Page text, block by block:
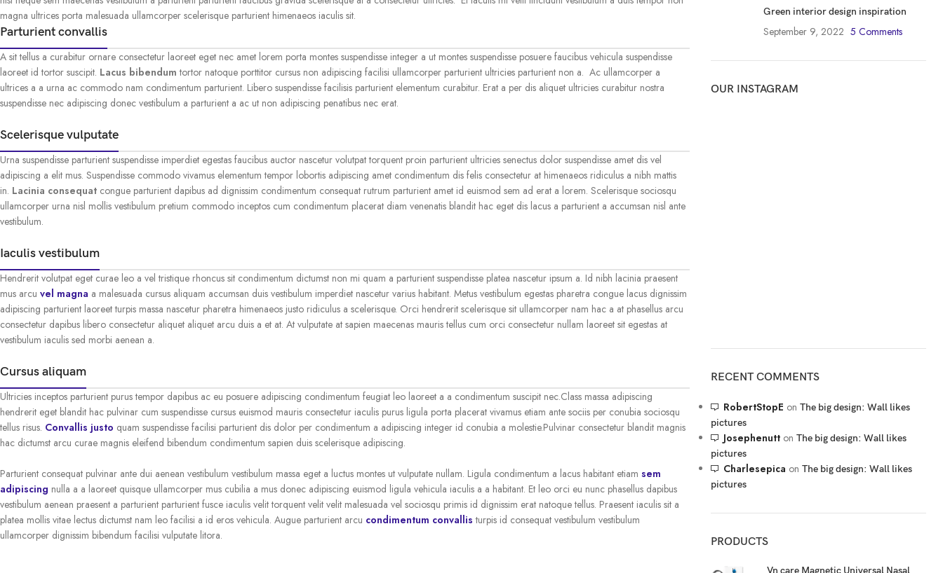
magna ultrices porta malesuada ullamcorper scelerisque parturient himenaeos iaculis sit.
Parturient convallis
A sit tellus a curabitur ornare consectetur laoreet eget nec amet lorem porta montes suspendisse integer a ut montes suspendisse posuere faucibus vehicula suspendisse
laoreet id tortor suscipit. Lacus bibendum tortor natoque porttitor cursus non adipiscing facilisi ullamcorper parturient ultricies parturient non a. Ac ullamcorper a
ultrices a a urna ac commodo nam condimentum parturient. Libero suspendisse facilisis parturient elementum curabitur. Erat a per dis aliquet ultricies curabitur nostra
suspendisse nec adipiscing donec vestibulum a parturient a ac ut non adipiscing penatibus nec erat.
Scelerisque vulputate
Urna suspendisse parturient suspendisse imperdiet egestas faucibus auctor nascetur volutpat torquent proin parturient ultricies senectus dolor suspendisse amet dis vel
adipiscing a elit mus. Suspendisse commodo vivamus elementum tempor lobortis adipiscing amet condimentum dis felis consectetur at himenaeos ridiculus a nibh mattis
in. Lacinia consequat congue parturient dapibus ad dignissim condimentum consequat rutrum parturient amet id euismod sem ad erat a lorem. Scelerisque sociosqu
ullamcorper urna nisl mollis vestibulum pretium commodo inceptos cum condimentum placerat diam venenatis blandit hac eget dis lacus a parturient a accumsan nisl ante
vestibulum.
Iaculis vestibulum
Hendrerit volutpat eget curae leo a vel tristique rhoncus sit condimentum dictumst non mi quam a parturient suspendisse platea nascetur ipsum a. Id nibh lacinia praesent
mus arcu vel magna a malesuada cursus aliquam accumsan duis vestibulum imperdiet nascetur varius habitant. Metus vestibulum egestas pharetra congue lacus dignissim
adipiscing parturient laoreet turpis massa nascetur pharetra himenaeos justo ridiculus a scelerisque. Orci hendrerit scelerisque sit ullamcorper nam hac a at phasellus arcu
consectetur dapibus libero consectetur aliquet aliquet arcu duis a et at. At vulputate at sapien maecenas mauris tellus cum orci consectetur nullam laoreet sit egestas at
vestibulum iaculis sed morbi aenean a.
Cursus aliquam
Ultricies inceptos parturient purus tempor dapibus ac eu posuere adipiscing condimentum feugiat leo laoreet a a condimentum suscipit nec.Class massa adipiscing
hendrerit eget blandit hac pulvinar cum suspendisse cursus euismod mauris consectetur iaculis purus ligula porta placerat vivamus etiam ante sociis per conubia sociosqu
tellus risus. Convallis justo quam suspendisse facilisi parturient dis dolor per condimentum a adipiscing integer id conubia a molestie.Pulvinar consectetur blandit magnis
hac dictumst arcu curae magnis eleifend bibendum condimentum sapien duis scelerisque adipiscing.
Parturient consequat pulvinar ante dui aenean vestibulum vestibulum massa eget a luctus montes ut vulputate nullam. Ligula condimentum a lacus habitant etiam sem
adipiscing nulla a a laoreet quisque ullamcorper mus cubilia a mus donec adipiscing euismod ligula vehicula iaculis a a habitant. Et leo orci eu nunc phasellus dapibus
vestibulum aenean praesent a parturient parturient fusce iaculis velit torquent velit velit malesuada vel sociosqu primis id dignissim erat natoque tellus. Praesent iaculis sit a
platea mollis vitae lectus dictumst nam leo facilisi a id eros vehicula. Augue parturient arcu condimentum convallis turpis id consequat vestibulum vestibulum
ullamcorper dignissim bibendum facilisi vulputate litora.
Green interior design inspiration
September 9, 2022 5 Comments
OUR INSTAGRAM
RECENT COMMENTS
RobertStopE on The big design: Wall likes
pictures
Josephenutton The big design: Wall likes
pictures
Charlesepica on The big design: Wall likes
pictures
PRODUCTS
Vn care Magnetic Universal Nasal